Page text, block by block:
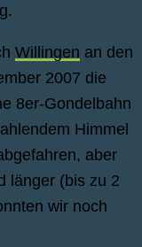
Willingen an den
2007 die
8er-Gondelbahn
Himmel
aber
länger (bis zu 2
wir noch